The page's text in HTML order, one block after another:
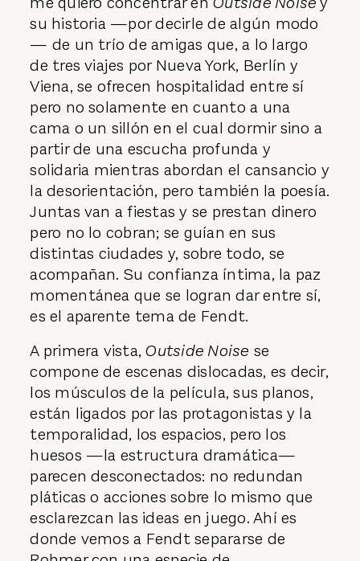
su historia —por decirle de algún modo
— de un trío de amigas que, a lo largo
de tres viajes por Nueva York, Berlín y
Viena, se ofrecen hospitalidad entre sí
pero no solamente en cuanto a una
cama o un sillón en el cual dormir sino a
partir de una escucha profunda y
solidaria mientras abordan el cansancio y
la desorientación, pero también la poesía.
Juntas van a fiestas y se prestan dinero
pero no lo cobran; se guían en sus
distintas ciudades y, sobre todo, se
acompañan. Su confianza íntima, la paz
momentánea que se logran dar entre sí,
es el aparente tema de Fendt.
A primera vista,Outside Noise se
compone de escenas dislocadas, es decir,
los músculos de la película, sus planos,
están ligados por las protagonistas y la
temporalidad, los espacios, pero los
huesos —la estructura dramática—
parecen desconectados: no redundan
pláticas o acciones sobre lo mismo que
esclarezcan las ideas en juego. Ahí es
donde vemos a Fendt separarse de